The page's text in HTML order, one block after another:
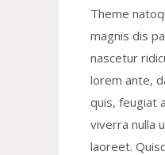
Theme
magnis dis
nascetur
lorem ante,
quis, feugiat
viverra nulla
laoreet.